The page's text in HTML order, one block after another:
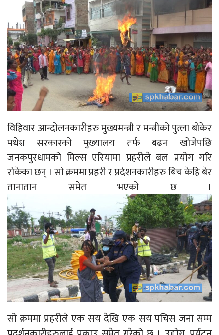
विहिवार आन्दोलनकारीहरु मुख्यमन्त्री र मन्त्रीको पुत्ला बोकेर
मधेश सरकारको मुख्यालय तर्फ बढन खोजेपछि
जनकपुरधामको मिल्स एरियामा प्रहरीले बल प्रयोग गरि
रोकेका छन् । सो क्रममा प्रहरी र प्रर्दशनकारीहरु बिच केहि बेर
तानातान समेत भएको छ ।
सो क्रममा प्रहरीले एक सय देखि एक सय पचिस जना सम्म